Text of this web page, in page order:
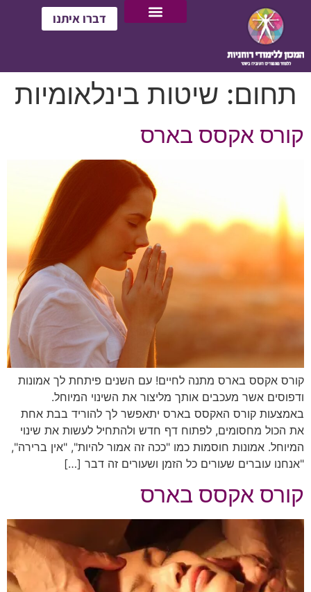
דברו איתנו
תחום: שיטות בינלאומיות
קורס אקסס בארס
קורס אקסס בארס מתנה לחיים! עם השנים פיתחת לך אמונות
ודפוסים אשר מעכבים אותך מליצור את השינוי המיוחל.
באמצעות קורס האקסס בארס יתאפשר לך להוריד בבת אחת
את הכול מחסומים, לפתוח דף חדש ולהתחיל לעשות את שינוי
המיוחל. אמונות חוסמות כמו "ככה זה אמור להיות", "אין ברירה",
"אנחנו עוברים שעורים כל הזמן ושעורים זה דבר […]
קורס אקסס בארס